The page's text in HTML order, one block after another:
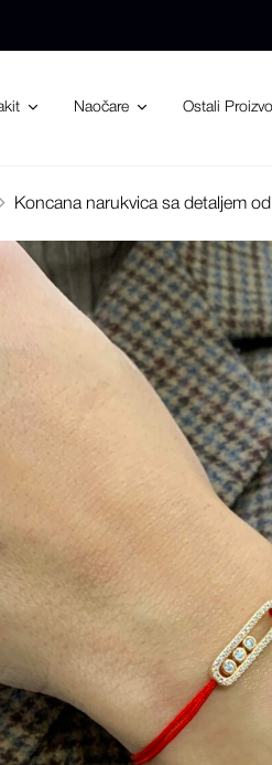
Naočare Ostali
Koncana narukvica sa detaljem